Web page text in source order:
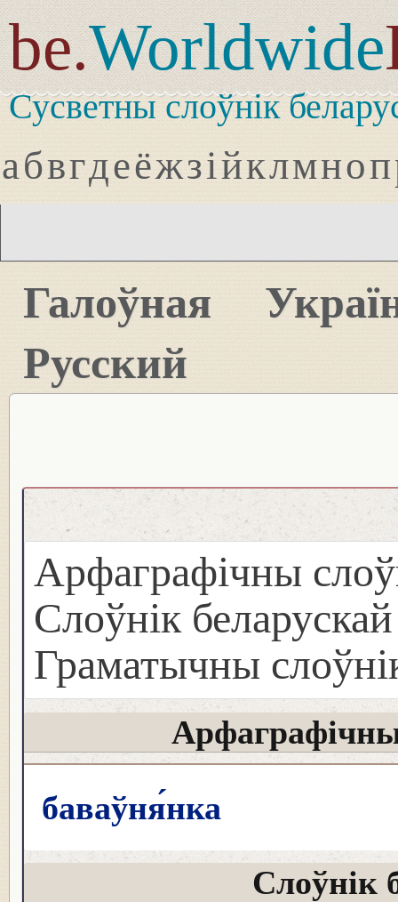
be.Worldwide
Сусветны слоўнік
абвгдеёжзійклмноп
Галоўная
Русский
Арфаграфічны
Слоўнік
Граматычны
баваўня́нка
Слоўнік